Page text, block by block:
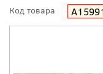
Код товара